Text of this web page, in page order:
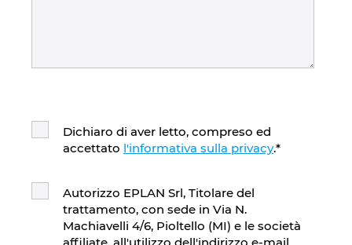
Dichiaro di aver letto, compreso ed
accettato l'informativa sulla privacy.*
Autorizzo EPLAN Srl, Titolare del
trattamento, con sede in Via N.
Machiavelli 4/6, Pioltello (MI) e le società
affiliate, all'utilizzo dell'indirizzo e-mail